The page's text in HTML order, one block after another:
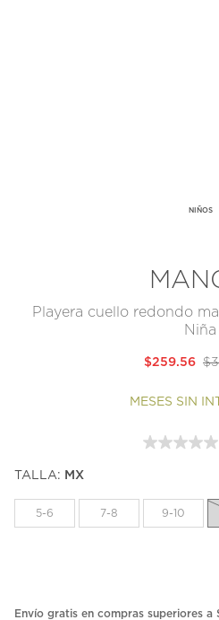
NIÑOS
Playera cuello redondo
Niña
$259.56
MESES SIN
TALLA: MX
5-6 7-8 9-10
Envío gratis en compras superiores a